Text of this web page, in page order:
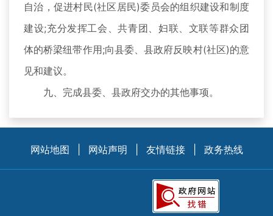
自治，促进村民(社区居民)委员会的组织建设和制度
建设;充分发挥工会、共青团、妇联、文联等群众团
体的桥梁纽带作用;向县委、县政府反映村(社区)的意
见和建议。
九、完成县委、县政府交办的其他事项。
网站地图 网站声明 友情链接 政务热线